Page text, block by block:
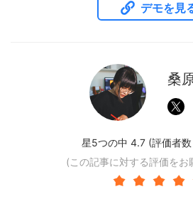
デモを見
桑
星5つの中 4.7 (評価者数
(この記事に対する評価をお